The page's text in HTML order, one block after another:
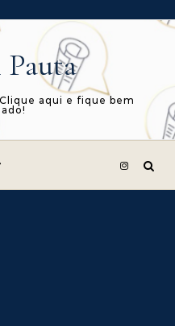
aqui e fique bem